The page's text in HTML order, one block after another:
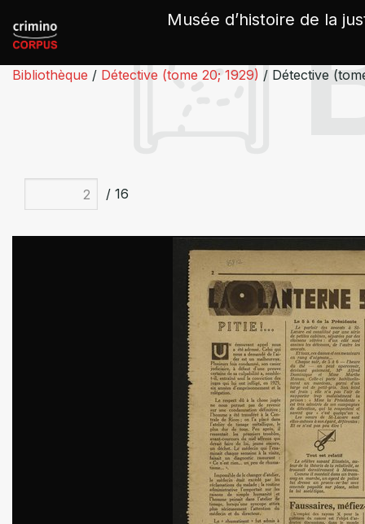
Musée d’histoire de la
Bibliothèque / Détective (tome 20; 1929) / Détective
/ 16
Panneau de gestion des cookies